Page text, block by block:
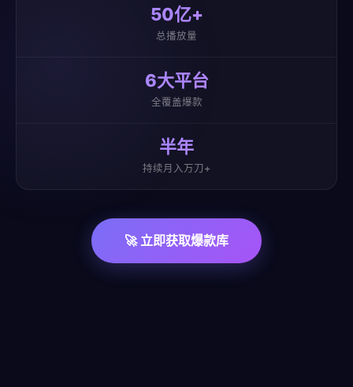
50亿+
总播放量
6大平台
全覆盖爆款
半年
持续月入万刀+
🚀 立即获取爆款库